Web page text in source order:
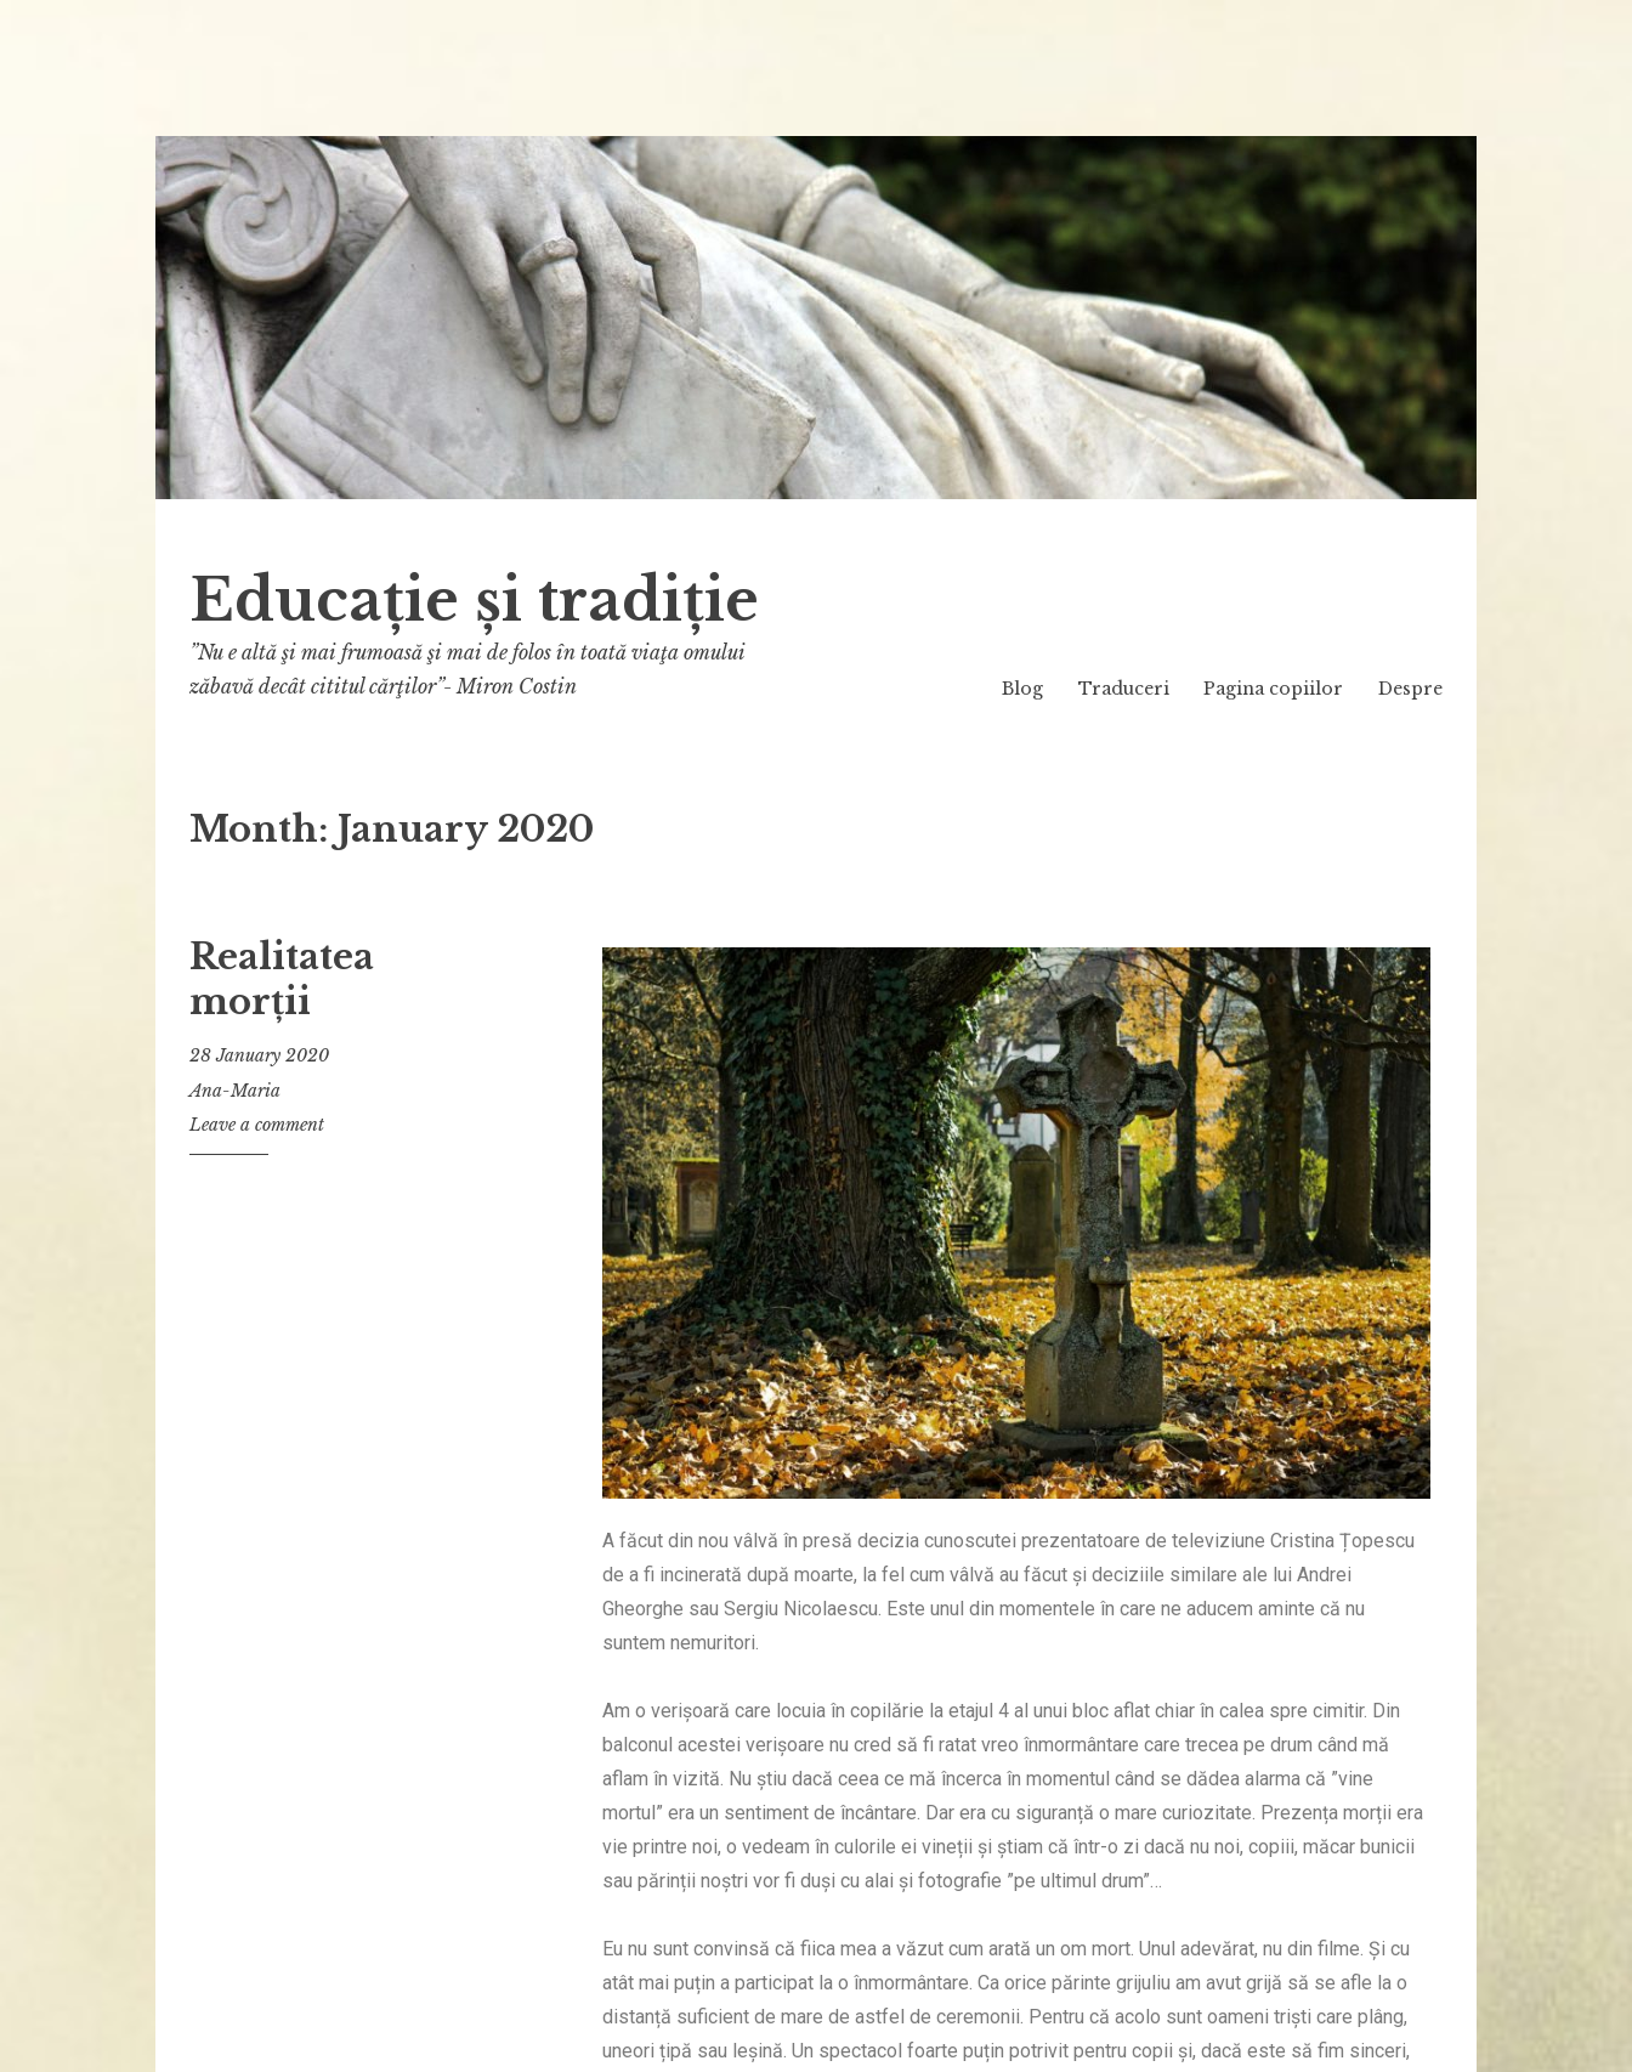
Educație și tradiție
”Nu e altă şi mai frumoasă şi mai de folos în toată viaţa omului
zăbavă decât cititul cărţilor”- Miron Costin
Blog Traduceri Pagina copiilor Despre
Month: January 2020
Realitatea
morții
28 January 2020
Ana-Maria
Leave a comment
A făcut din nou vâlvă în presă decizia cunoscutei prezentatoare de televiziune Cristina Țopescu
de a fi incinerată după moarte, la fel cum vâlvă au făcut și deciziile similare ale lui Andrei
Gheorghe sau Sergiu Nicolaescu. Este unul din momentele în care ne aducem aminte că nu
suntem nemuritori.
Am o verișoară care locuia în copilărie la etajul 4 al unui bloc aflat chiar în calea spre cimitir. Din
balconul acestei verișoare nu cred să fi ratat vreo înmormântare care trecea pe drum când mă
aflam în vizită. Nu știu dacă ceea ce mă încerca în momentul când se dădea alarma că ”vine
mortul” era un sentiment de încântare. Dar era cu siguranță o mare curiozitate. Prezența morții era
vie printre noi, o vedeam în culorile ei vineții și știam că într-o zi dacă nu noi, copiii, măcar bunicii
sau părinții noștri vor fi duși cu alai și fotografie ”pe ultimul drum”…
Eu nu sunt convinsă că fiica mea a văzut cum arată un om mort. Unul adevărat, nu din filme. Și cu
atât mai puțin a participat la o înmormântare. Ca orice părinte grijuliu am avut grijă să se afle la o
distanță suficient de mare de astfel de ceremonii. Pentru că acolo sunt oameni triști care plâng,
uneori țipă sau leșină. Un spectacol foarte puțin potrivit pentru copii și, dacă este să fim sinceri,